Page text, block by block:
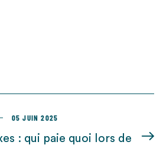
05 JUIN 2025
: qui paie quoi lors de